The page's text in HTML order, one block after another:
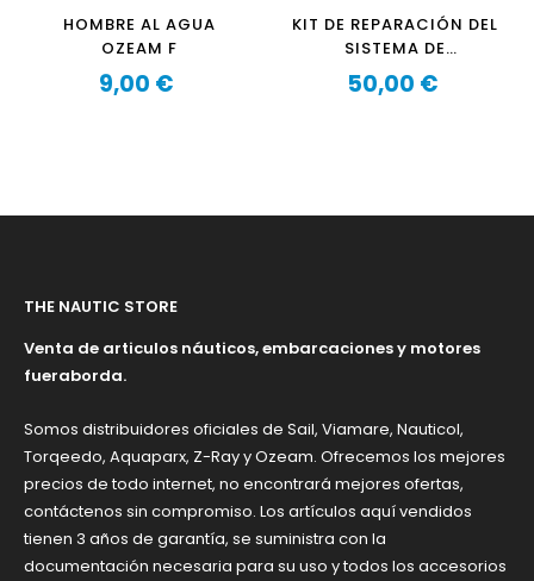
HOMBRE AL AGUA
OZEAM F
Precio
9,00 €
KIT DE REPARACIÓN DEL
SISTEMA DE
REFRIGERACIÓN OZEAM
9.9CV - 12CV
Precio
50,00 €
THE NAUTIC STORE
Venta de articulos náuticos, embarcaciones y motores
fueraborda.
Somos distribuidores oficiales de Sail, Viamare, Nauticol,
Torqeedo, Aquaparx, Z-Ray y Ozeam. Ofrecemos los mejores
precios de todo internet, no encontrará mejores ofertas,
contáctenos sin compromiso. Los artículos aquí vendidos
tienen 3 años de garantía, se suministra con la
documentación necesaria para su uso y todos los accesorios